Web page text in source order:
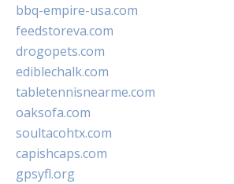
bbq-empire-usa.com
feedstoreva.com
drogopets.com
ediblechalk.com
tabletennisnearme.com
oaksofa.com
soultacohtx.com
capishcaps.com
gpsyfl.org